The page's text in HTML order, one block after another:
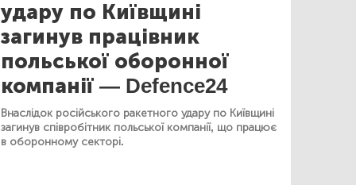
удару по Київщині
загинув працівник
польської оборонної
компанії — Defence24
Внаслідок російського ракетного удару по Київщині
загинув співробітник польської компанії, що працює
в оборонному секторі.